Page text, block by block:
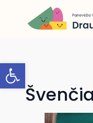
Open toolbar